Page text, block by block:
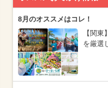
8月のオススメはコレ！
【関
を厳選